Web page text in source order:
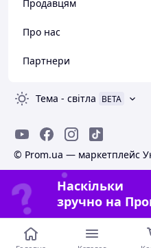
Продавцям
Про нас
Партнери
Тема - світла BETA
© Prom.ua — маркетплейс
Наскільки
зручно на